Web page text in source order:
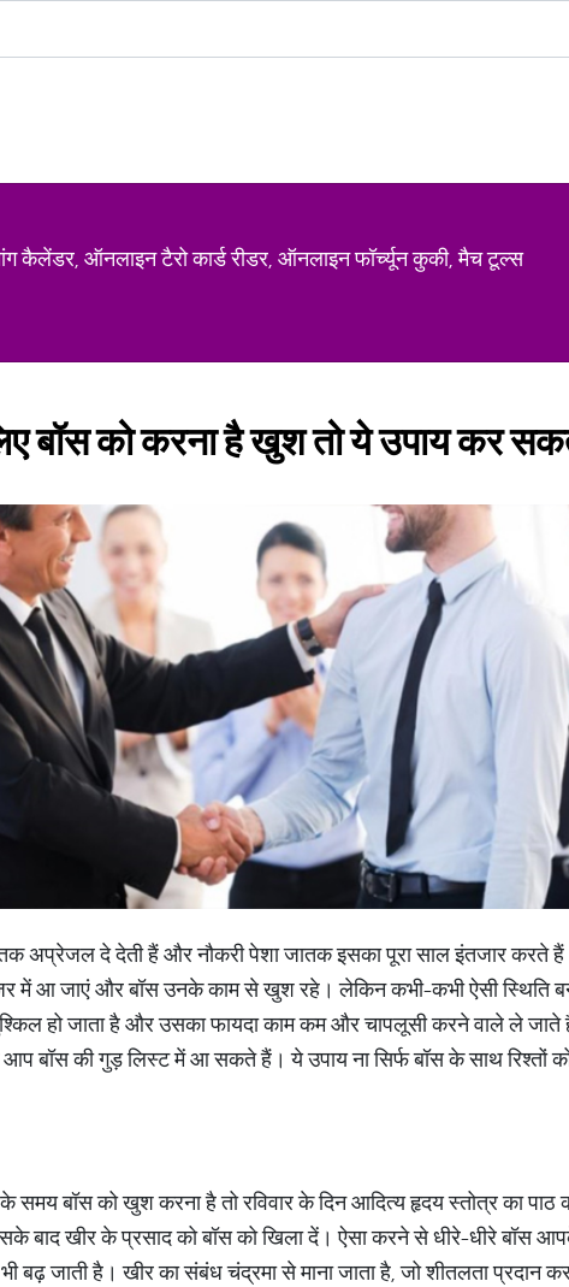
कैलेंडर, ऑनलाइन टैरो कार्ड रीडर, ऑनलाइन फॉर्च्यून कुकी, मैच टूल्स
बॉस को करना है खुश तो ये उपाय कर
तक अप्रेजल दे देती हैं और नौकरी पेशा जातक इसका पूरा साल इंतजार करते
में आ जाएं और बॉस उनके काम से खुश रहे। लेकिन कभी-कभी ऐसी स्थिति
हो जाता है और उसका फायदा काम कम और चापलूसी करने वाले ले जाते
बॉस की गुड़ लिस्ट में आ सकते हैं। ये उपाय ना सिर्फ बॉस के साथ रिश्तों
बॉस को खुश करना है तो रविवार के दिन आदित्य हृदय स्तोत्र का
बाद खीर के प्रसाद को बॉस को खिला दें। ऐसा करने से धीरे-धीरे बॉस
बढ़ जाती है। खीर का संबंध चंद्रमा से माना जाता है, जो शीतलता प्रदान